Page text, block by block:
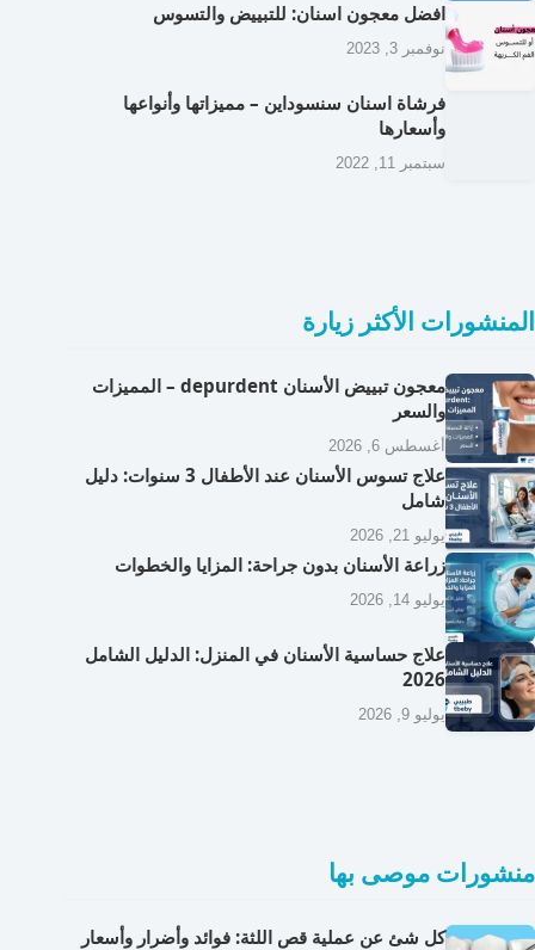
افضل معجون اسنان: للتبييض والتسوس
نوفمبر 3, 2023
فرشاة اسنان سنسوداين – مميزاتها وأنواعها
وأسعارها
سبتمبر 11, 2022
المنشورات الأكثر زيارة
معجون تبييض الأسنان depurdent – المميزات
والسعر
أغسطس 6, 2026
علاج تسوس الأسنان عند الأطفال 3 سنوات: دليل
شامل
يوليو 21, 2026
زراعة الأسنان بدون جراحة: المزايا والخطوات
يوليو 14, 2026
علاج حساسية الأسنان في المنزل: الدليل الشامل
2026
يوليو 9, 2026
منشورات موصى بها
كل شئ عن عملية قص اللثة: فوائد وأضرار وأسعار